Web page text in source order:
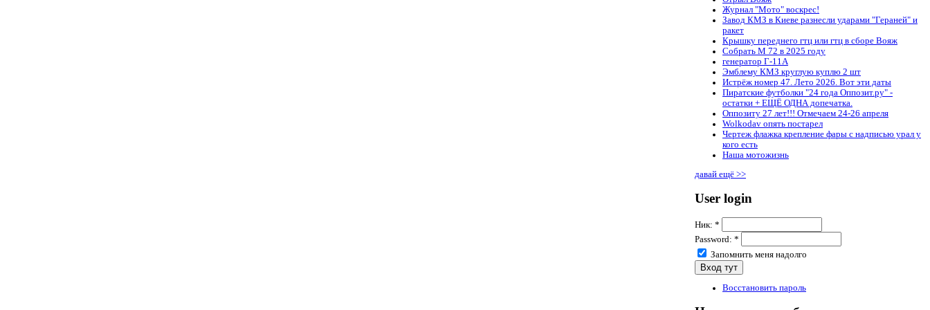
Журнал "Мото" воскрес!
Завод КМЗ в Киеве разнесли ударами "Гераней" и
ракет
Крышку переднего гтц или гтц в сборе Вояж
Собрать М 72 в 2025 году
генератор Г-11А
Эмблему КМЗ круглую куплю 2 шт
Истрёж номер 47. Лето 2026. Вот эти даты
Пиратские футболки "24 года Оппозит.ру" -
остатки + ЕЩЁ ОДНА допечатка.
Оппозиту 27 лет!!! Отмечаем 24-26 апреля
Wolkodav опять постарел
Чертеж флажка крепление фары с надписью урал у
кого есть
Наша мотожизнь
давай ещё >>
User login
Ник: *
Password: *
Запомнить меня надолго
Восстановить пароль